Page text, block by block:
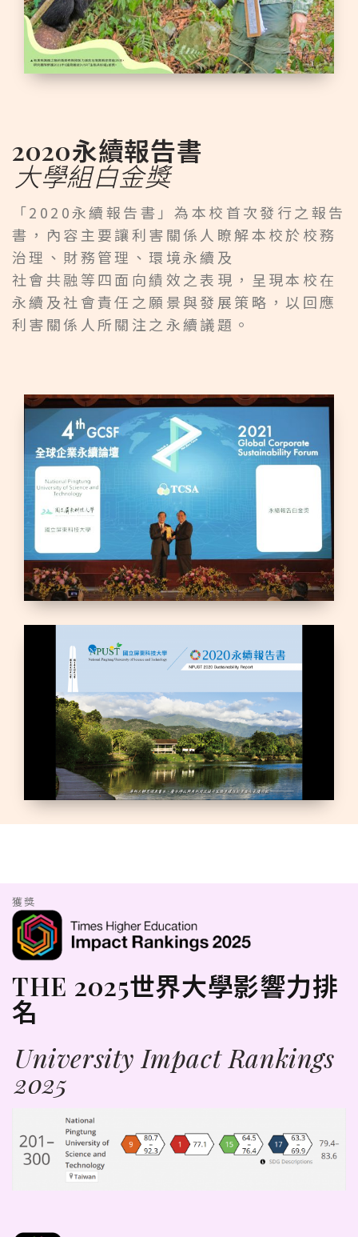
2020永續報告書
大學組白金獎
「2020永續報告書」為本校首次發行之報告
書，內容主要讓利害關係人瞭解本校於校務
治理、財務管理、環境永續及
社會共融等四面向績效之表現，呈現本校在
永續及社會責任之願景與發展策略，以回應
利害關係人所關注之永續議題。
獲獎
THE 2025世界大學影響力排
名
University Impact Rankings
2025